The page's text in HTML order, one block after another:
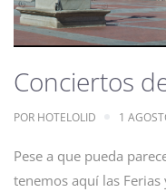
Conciertos
POR HOTELOLID 1
Pese a que pueda
tenemos aquí las Ferias